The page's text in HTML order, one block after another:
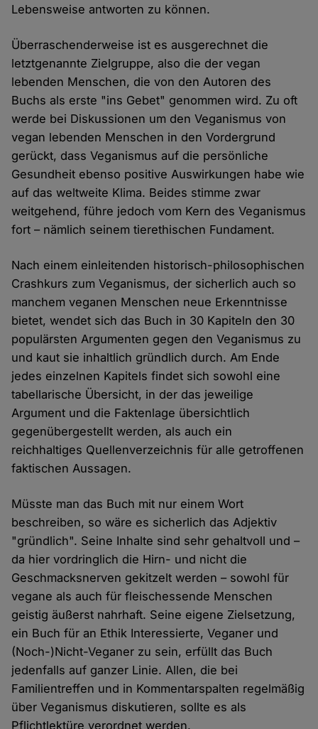
Lebensweise antworten zu können.
Überraschenderweise ist es ausgerechnet die
letztgenannte Zielgruppe, also die der vegan
lebenden Menschen, die von den Autoren des
Buchs als erste "ins Gebet" genommen wird. Zu oft
werde bei Diskussionen um den Veganismus von
vegan lebenden Menschen in den Vordergrund
gerückt, dass Veganismus auf die persönliche
Gesundheit ebenso positive Auswirkungen habe wie
auf das weltweite Klima. Beides stimme zwar
weitgehend, führe jedoch vom Kern des Veganismus
fort – nämlich seinem tierethischen Fundament.
Nach einem einleitenden historisch-philosophischen
Crashkurs zum Veganismus, der sicherlich auch so
manchem veganen Menschen neue Erkenntnisse
bietet, wendet sich das Buch in 30 Kapiteln den 30
populärsten Argumenten gegen den Veganismus zu
und kaut sie inhaltlich gründlich durch. Am Ende
jedes einzelnen Kapitels findet sich sowohl eine
tabellarische Übersicht, in der das jeweilige
Argument und die Faktenlage übersichtlich
gegenübergestellt werden, als auch ein
reichhaltiges Quellenverzeichnis für alle getroffenen
faktischen Aussagen.
Müsste man das Buch mit nur einem Wort
beschreiben, so wäre es sicherlich das Adjektiv
"gründlich". Seine Inhalte sind sehr gehaltvoll und –
da hier vordringlich die Hirn- und nicht die
Geschmacksnerven gekitzelt werden – sowohl für
vegane als auch für fleischessende Menschen
geistig äußerst nahrhaft. Seine eigene Zielsetzung,
ein Buch für an Ethik Interessierte, Veganer und
(Noch-)Nicht-Veganer zu sein, erfüllt das Buch
jedenfalls auf ganzer Linie. Allen, die bei
Familientreffen und in Kommentarspalten regelmäßig
über Veganismus diskutieren, sollte es als
Pflichtlektüre verordnet werden.